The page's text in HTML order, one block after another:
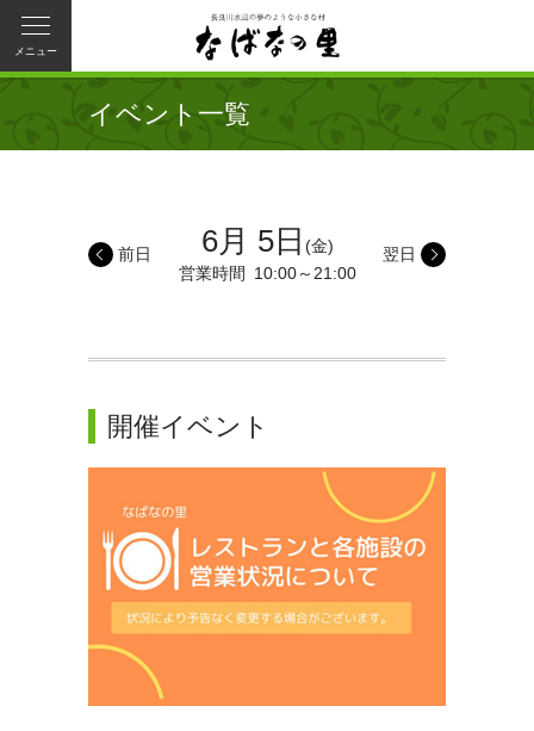
メニュー
イベント一覧
6月 5日 (金)
営業時間
10:00～21:00
前日 翌日
開催イベント